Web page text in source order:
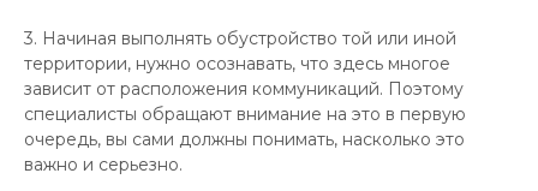
3. Начиная выполнять обустройство той или иной
территории, нужно осознавать, что здесь многое
зависит от расположения коммуникаций. Поэтому
специалисты обращают внимание на это в первую
очередь, вы сами должны понимать, насколько это
важно и серьезно.